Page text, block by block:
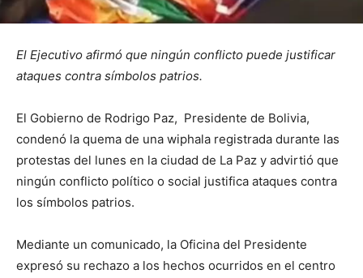
El Ejecutivo afirmó que ningún conflicto puede justificar
ataques contra símbolos patrios.
El Gobierno de Rodrigo Paz, Presidente de Bolivia,
condenó la quema de una wiphala registrada durante las
protestas del lunes en la ciudad de La Paz y advirtió que
ningún conflicto político o social justifica ataques contra
los símbolos patrios.
Mediante un comunicado, la Oficina del Presidente
expresó su rechazo a los hechos ocurridos en el centro